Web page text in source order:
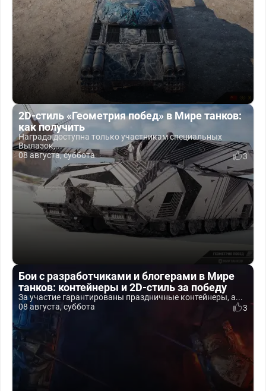
2D-стиль «Геометрия побед» в Мире танков:
как получить
Награда доступна только участникам специальных
Вылазок,...
08 августа, суббота
3
Бои с разработчиками и блогерами в Мире
танков: контейнеры и 2D-стиль за победу
За участие гарантированы праздничные контейнеры, а...
08 августа, суббота
3